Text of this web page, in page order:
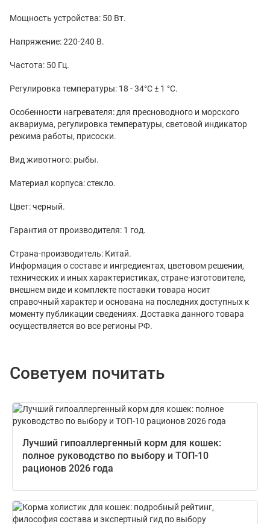
Мощность устройства: 50 Вт.
Напряжение: 220-240 В.
Частота: 50 Гц.
Регулировка температуры: 18 - 34°С ± 1 °С.
Особенности нагревателя: для пресноводного и морского
аквариума, регулировка температуры, световой индикатор
режима работы, присоски.
Вид животного: рыбы.
Материал корпуса: стекло.
Цвет: черный.
Гарантия от производителя: 1 год.
Страна-производитель: Китай.
Информация о составе и ингредиентах, цветовом решении,
технических и иных характеристиках, стране-изготовителе,
внешнем виде и комплекте поставки товара носит
справочный характер и основана на последних доступных к
моменту публикации сведениях. Доставка данного товара
осуществляется во все регионы РФ.
Советуем почитать
Лучший гипоаллергенный корм для кошек:
полное руководство по выбору и ТОП-10
рационов 2026 года